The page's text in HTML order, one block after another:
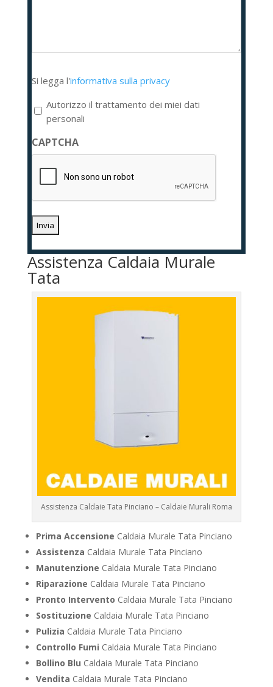
legga
l'informativa
sulla
privacy
*
Si legga l'informativa sulla privacy
Autorizzo il trattamento dei miei dati
personali
CAPTCHA
Assistenza Caldaia Murale
Tata
Assistenza Caldaie Tata Pinciano – Caldaie Murali Roma
Prima Accensione Caldaia Murale Tata Pinciano
Assistenza Caldaia Murale Tata Pinciano
Manutenzione Caldaia Murale Tata Pinciano
Riparazione Caldaia Murale Tata Pinciano
Pronto Intervento Caldaia Murale Tata Pinciano
Sostituzione Caldaia Murale Tata Pinciano
Pulizia Caldaia Murale Tata Pinciano
Controllo Fumi Caldaia Murale Tata Pinciano
Bollino Blu Caldaia Murale Tata Pinciano
Vendita Caldaia Murale Tata Pinciano